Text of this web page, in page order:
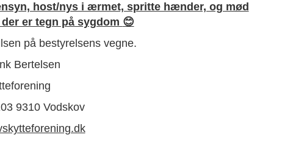
host/nys i ærmet, spritte hænder, og mød
er tegn på sygdom 😊
på bestyrelsens vegne.
Bertelsen
9310 Vodskov